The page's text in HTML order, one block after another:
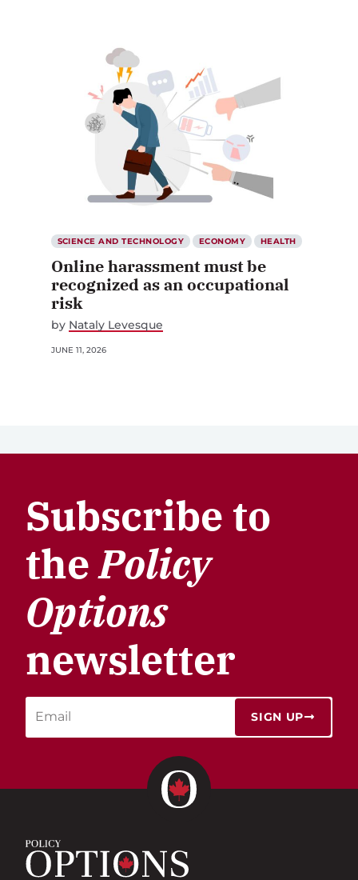
SCIENCE AND TECHNOLOGY ECONOMY HEALTH
Online harassment must be
recognized as an occupational
risk
by Nataly Levesque
JUNE 11, 2026
Subscribe to
thePolicy
Options
newsletter
SIGN UP